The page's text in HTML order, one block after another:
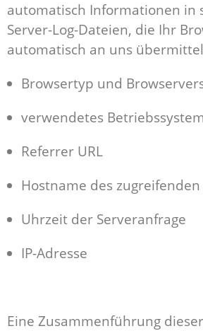
automatisch Informationen in
Server-Log-Dateien, die Ihr
automatisch an uns
Browsertyp und
verwendetes Betriebssystem
Referrer URL
Hostname des zugreifenden
Uhrzeit der Serveranfrage
IP-Adresse
Eine Zusammenführung